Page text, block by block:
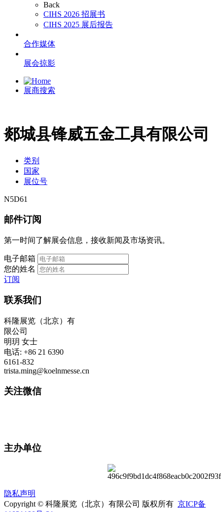
Back
CIHS 2026 招展书
CIHS 2025 展后报告
合作媒体
展会掠影
展商搜索
郯城县锋威五金工具有限公司
类别
国家
展位号
N5D61
邮件订阅
第一时间了解展会信息，接收新闻及市场资讯。
电子邮箱
您的姓名
订阅
联系我们
科隆展览（北京）有
限公司
明玥 女士
电话: +86 21 6390
6161-832
trista.ming@koelnmesse.cn
关注微信
主办单位
隐私声明
Copyright © 科隆展览（北京）有限公司 版权所有 京ICP备